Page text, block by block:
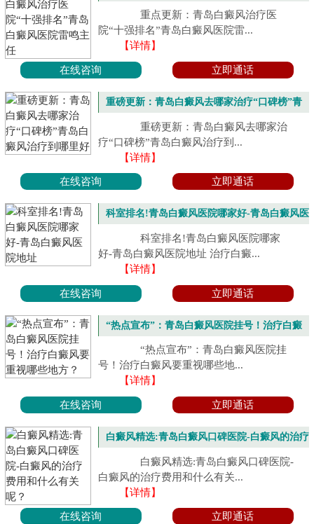
岛白癜风医院雷鸣主任
重点更新：青岛白癜风治疗医
院“十强排名”青岛白癜风医院雷...
【详情】
在线咨询 立即通话
重磅更新：青岛白癜风去哪家治疗“口碑榜”青
岛白癜风治疗到哪里好
重磅更新：青岛白癜风去哪家治
疗“口碑榜”青岛白癜风治疗到...
【详情】
在线咨询 立即通话
科室排名!青岛白癜风医院哪家好-青岛白癜风医
科室排名!青岛白癜风医院哪家
好-青岛白癜风医院地址 治疗白癜...
【详情】
在线咨询 立即通话
“热点宣布”：青岛白癜风医院挂号！治疗白癜
风要重视哪些地方？
“热点宣布”：青岛白癜风医院挂
号！治疗白癜风要重视哪些地...
【详情】
在线咨询 立即通话
白癜风精选:青岛白癜风口碑医院-白癜风的治疗
费用和什么有关呢？
白癜风精选:青岛白癜风口碑医院-
白癜风的治疗费用和什么有关...
【详情】
在线咨询 立即通话